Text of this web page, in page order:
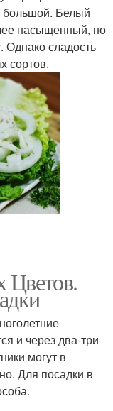
большой. Белый
насыщенный, но
Однако сладость
сортов.
Цветов.
и через два-три
могут в
Для посадки в